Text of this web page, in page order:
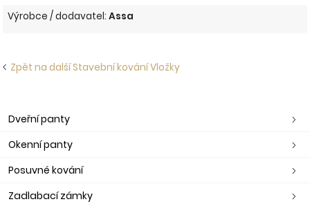
Výrobce / dodavatel:Assa
Zpět na další Stavební kování Vložky
Dveřní panty
Okenní panty
Posuvné kování
Zadlabací zámky